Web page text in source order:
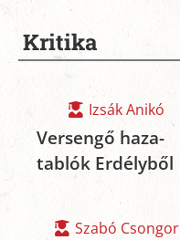
Kritika
Izsák Anikó
Versengő haza-
tablók Erdélyből
Szabó Csongor